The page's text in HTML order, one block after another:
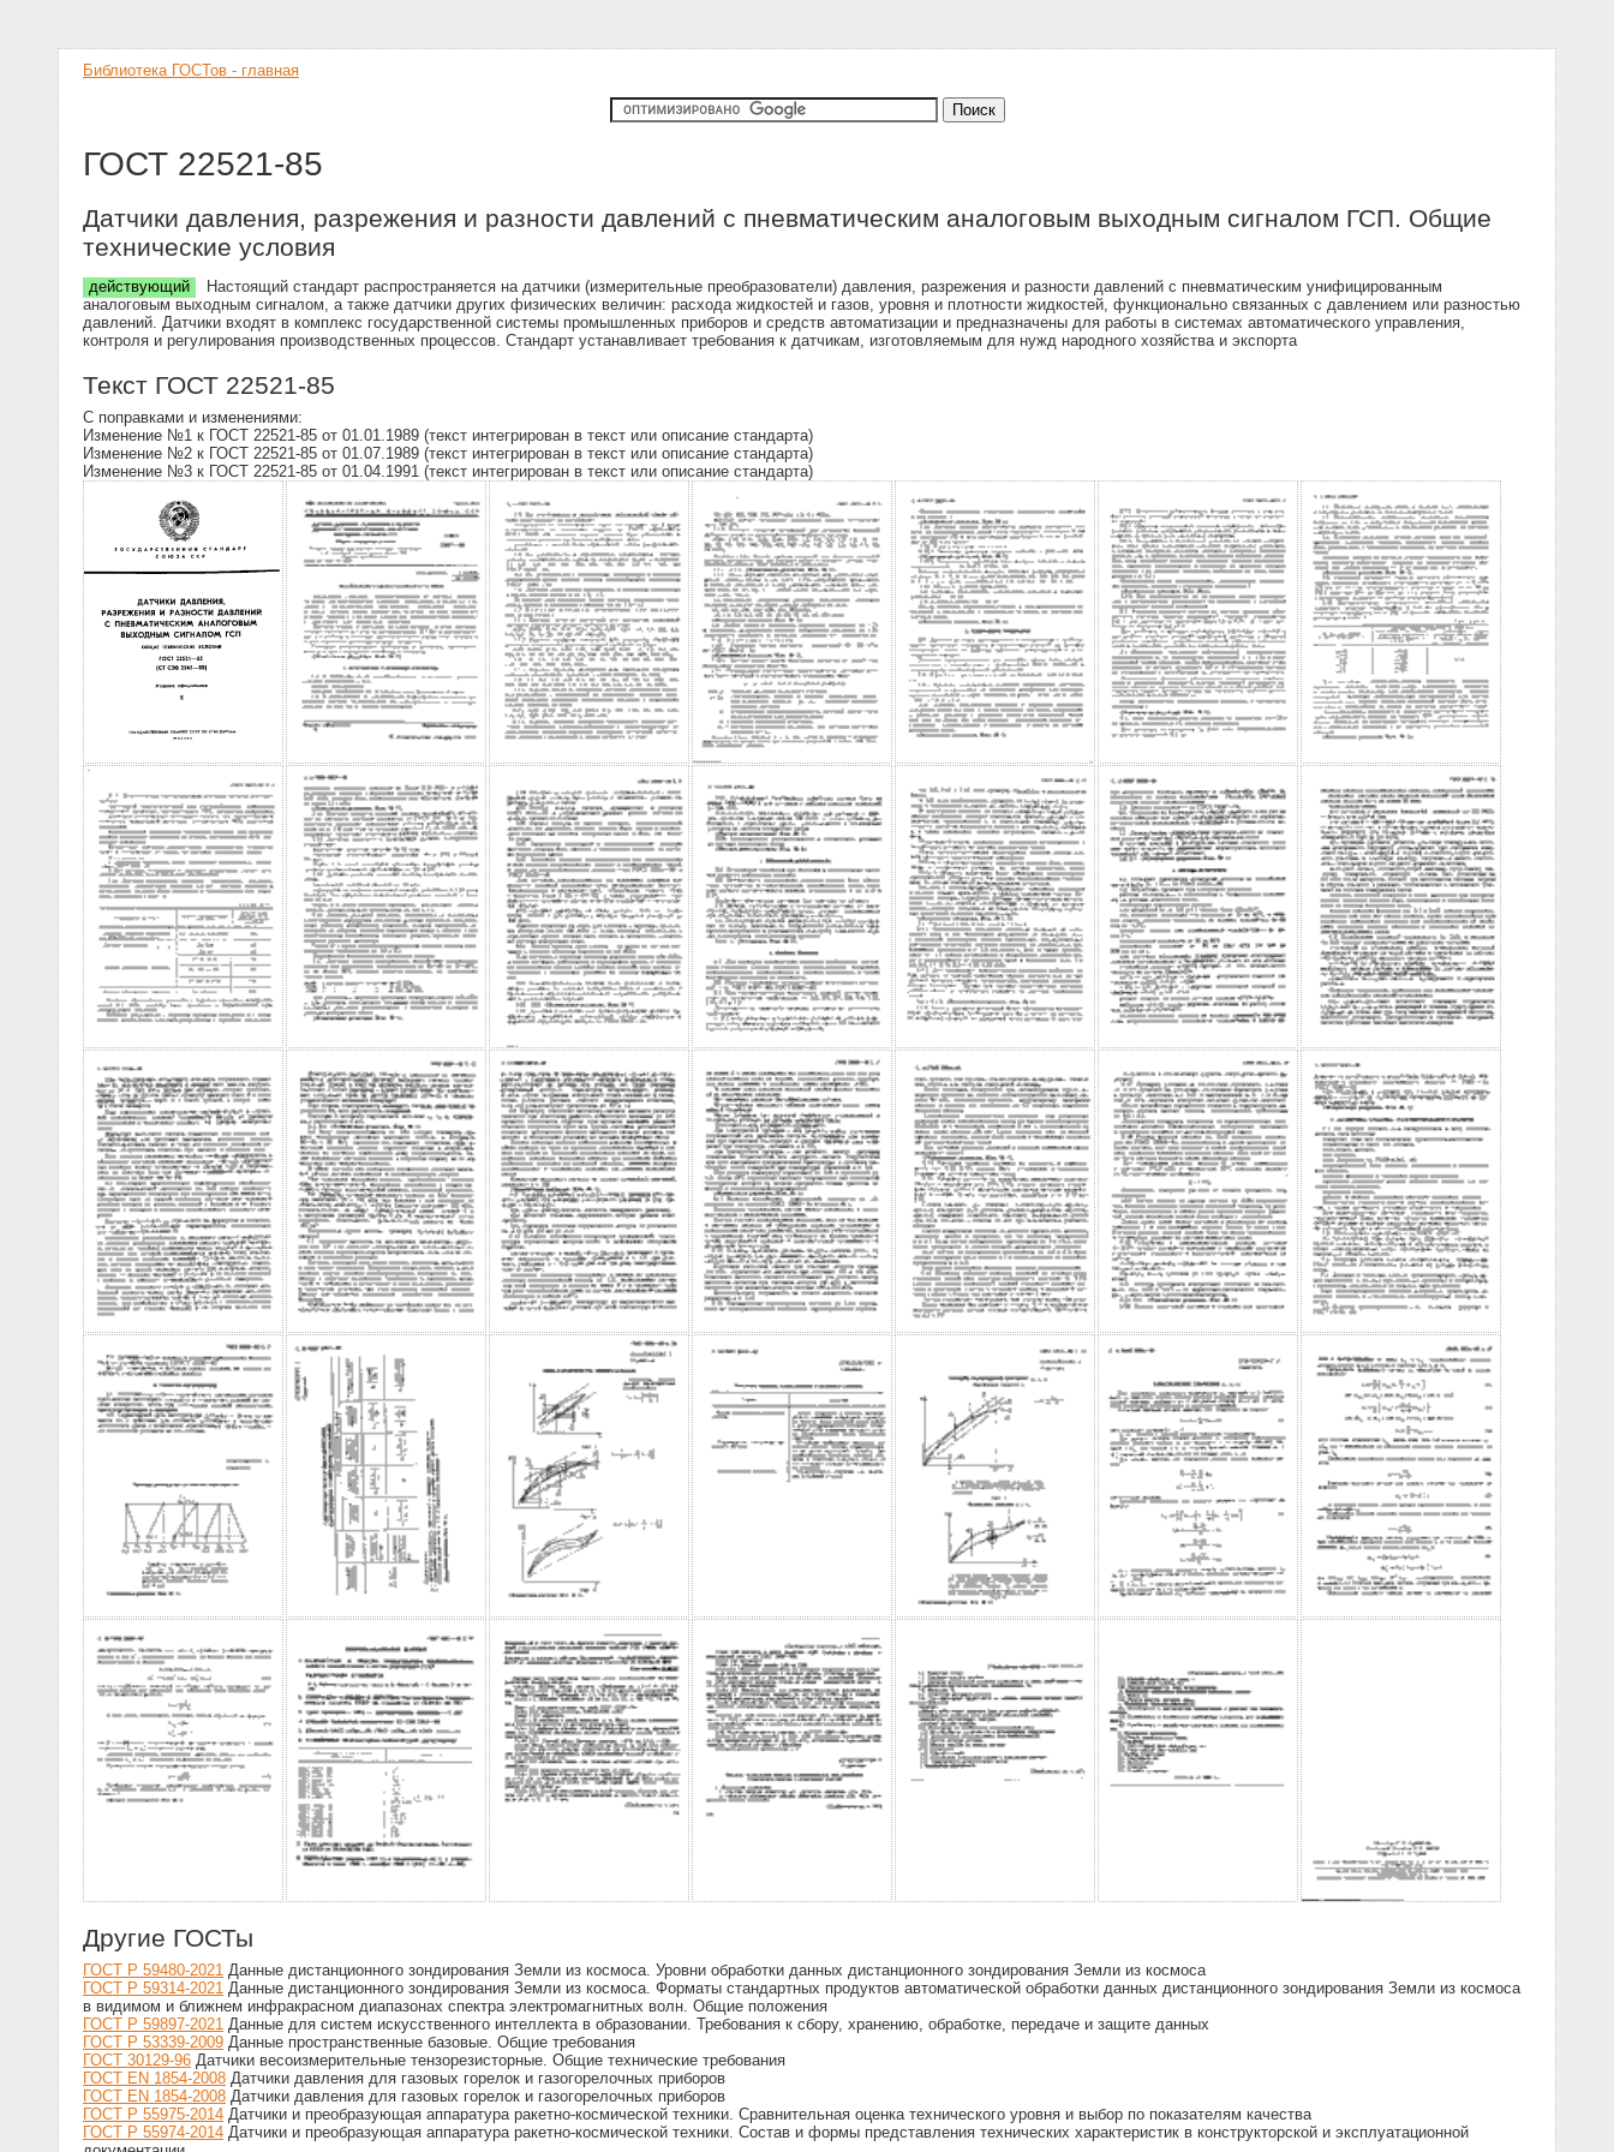
Библиотека ГОСТов - главная
ГОСТ 22521-85
Датчики давления, разрежения и разности давлений с пневматическим аналоговым выходным сигналом ГСП. Общие
технические условия
действующий
Настоящий стандарт распространяется на датчики (измерительные преобразователи) давления, разрежения и разности давлений с пневматическим унифицированным
аналоговым выходным сигналом, а также датчики других физических величин: расхода жидкостей и газов, уровня и плотности жидкостей, функционально связанных с давлением или разностью
давлений. Датчики входят в комплекс государственной системы промышленных приборов и средств автоматизации и предназначены для работы в системах автоматического управления,
контроля и регулирования производственных процессов. Стандарт устанавливает требования к датчикам, изготовляемым для нужд народного хозяйства и экспорта
Текст ГОСТ 22521-85
С поправками и изменениями:
Изменение №1 к ГОСТ 22521-85 от 01.01.1989 (текст интегрирован в текст или описание стандарта)
Изменение №2 к ГОСТ 22521-85 от 01.07.1989 (текст интегрирован в текст или описание стандарта)
Изменение №3 к ГОСТ 22521-85 от 01.04.1991 (текст интегрирован в текст или описание стандарта)
Другие ГОСТы
ГОСТ Р 59480-2021 Данные дистанционного зондирования Земли из космоса. Уровни обработки данных дистанционного зондирования Земли из космоса
ГОСТ Р 59314-2021 Данные дистанционного зондирования Земли из космоса. Форматы стандартных продуктов автоматической обработки данных дистанционного зондирования Земли из космоса
в видимом и ближнем инфракрасном диапазонах спектра электромагнитных волн. Общие положения
ГОСТ Р 59897-2021 Данные для систем искусственного интеллекта в образовании. Требования к сбору, хранению, обработке, передаче и защите данных
ГОСТ Р 53339-2009 Данные пространственные базовые. Общие требования
ГОСТ 30129-96 Датчики весоизмерительные тензорезисторные. Общие технические требования
ГОСТ ЕN 1854-2008 Датчики давления для газовых горелок и газогорелочных приборов
ГОСТ EN 1854-2008 Датчики давления для газовых горелок и газогорелочных приборов
ГОСТ Р 55975-2014 Датчики и преобразующая аппаратура ракетно-космической техники. Сравнительная оценка технического уровня и выбор по показателям качества
ГОСТ Р 55974-2014 Датчики и преобразующая аппаратура ракетно-космической техники. Состав и формы представления технических характеристик в конструкторской и эксплуатационной